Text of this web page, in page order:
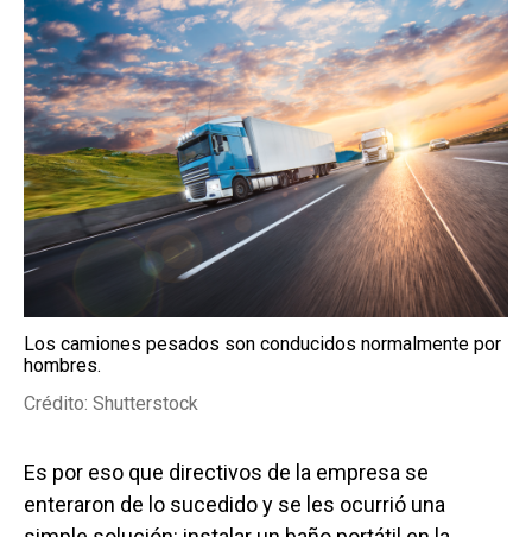
Los camiones pesados son conducidos normalmente por
hombres.
Crédito: Shutterstock
Es por eso que directivos de la empresa se
enteraron de lo sucedido y se les ocurrió una